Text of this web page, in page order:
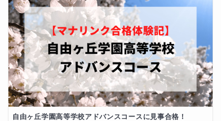
自由ヶ丘学園高等学校アドバンスコースに見事合格！